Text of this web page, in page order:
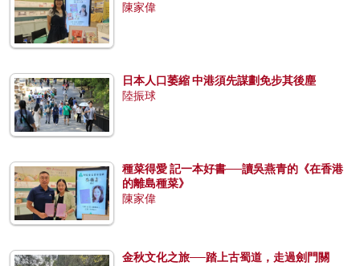
陳家偉
日本人口萎縮 中港須先謀劃免步其後塵
陸振球
種菜得愛 記一本好書──讀吳燕青的《在香港
的離島種菜》
陳家偉
金秋文化之旅──踏上古蜀道，走過劍門關